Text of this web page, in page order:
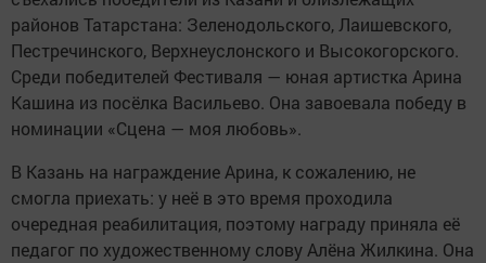
районов Татарстана: Зеленодольского, Лаишевского,
Пестречинского, Верхнеуслонского и Высокогорского.
Среди победителей Фестиваля — юная артистка Арина
Кашина из посёлка Васильево. Она завоевала победу в
номинации «Сцена — моя любовь».
В Казань на награждение Арина, к сожалению, не
смогла приехать: у неё в это время проходила
очередная реабилитация, поэтому награду приняла её
педагог по художественному слову Алёна Жилкина. Она